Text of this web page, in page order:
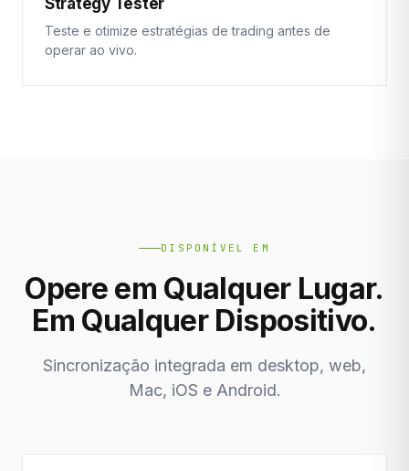
Strategy Tester
Teste e otimize estratégias de trading antes de
operar ao vivo.
DISPONÍVEL EM
Opere em Qualquer Lugar.
Em Qualquer Dispositivo.
Sincronização integrada em desktop, web,
Mac, iOS e Android.